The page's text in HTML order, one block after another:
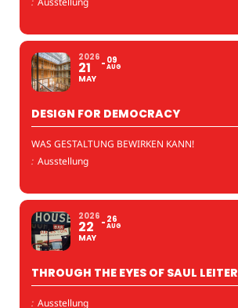
2026
21
MAY
09
AUG
DESIGN FOR DEMOCRACY
WAS GESTALTUNG BEWIRKEN KANN!
: Ausstellung
2026
22
MAY
26
AUG
THROUGH THE EYES OF SAUL LEITER
: Ausstellung